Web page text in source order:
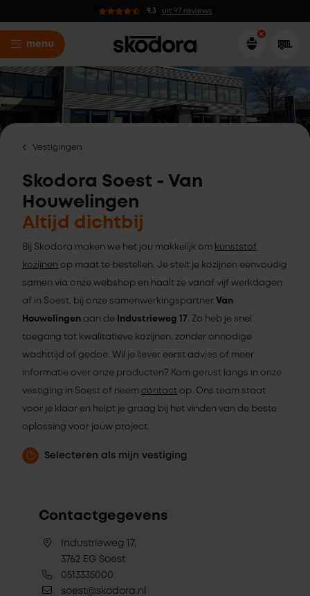
9.3 uit 97 reviews
menu
Vestigingen
Skodora Soest - Van
Houwelingen
Altijd dichtbij
Bij Skodora maken we het jou makkelijk om kunststof
kozijnen op maat te bestellen. Je stelt je kozijnen eenvoudig
samen via onze webshop en haalt ze vanaf vijf werkdagen
af in Soest, bij onze samenwerkingspartner Van
Houwelingen aan de Industrieweg 17 . Zo heb je snel
toegang tot kwalitatieve kozijnen, zonder onnodige
wachttijd of gedoe. Wil je liever eerst advies of meer
informatie over onze producten? Kom gerust langs in onze
vestiging in Soest of neem contact op. Ons team staat
voor je klaar en helpt je graag bij het vinden van de beste
oplossing voor jouw project.
Selecteren als mijn vestiging
Contactgegevens
Industrieweg 17,
3762 EG Soest
0513335000
soest@skodora.nl